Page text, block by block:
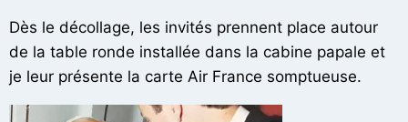
Dès le décollage, les invités prennent place autour
de la table ronde installée dans la cabine papale et
je leur présente la carte Air France somptueuse.